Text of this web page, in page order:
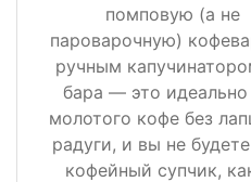
помповую (а не
пароварочную)
ручным
бара — это идеально
молотого кофе без
радуги, и вы не
кофейный супчик,